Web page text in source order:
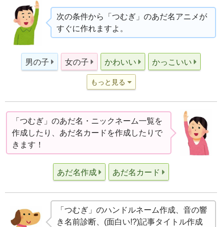
次の条件から「つむぎ」のあだ名アニメが
すぐに作れますよ。
男の子 女の子 かわいい かっこいい
もっと見る
「つむぎ」のあだ名・ニックネーム一覧を
作成したり、あだ名カードを作成したりで
きます！
あだ名作成 あだ名カード
「つむぎ」のハンドルネーム作成、音の響
き名前診断、(面白い!?)記事タイトル作成